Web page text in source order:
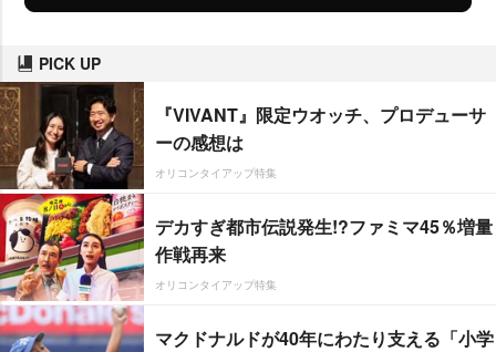
PICK UP
『VIVANT』限定ウオッチ、プロデューサ
ーの感想は
オリコンタイアップ特集
デカすぎ都市伝説発生!?ファミマ45％増量
作戦再来
オリコンタイアップ特集
マクドナルドが40年にわたり支える「小学